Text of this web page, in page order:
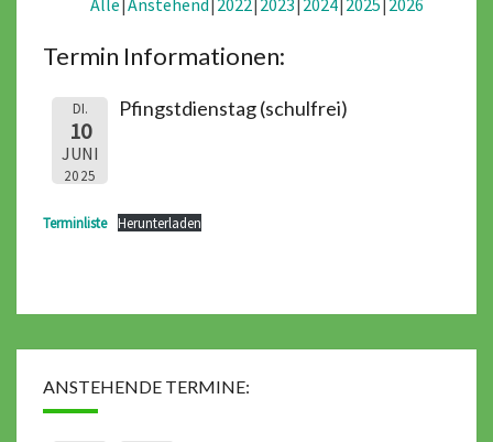
Alle Anstehend 2022 2023 2024 2025 2026
Termin Informationen:
DI.
10
JUNI
2025
Pfingstdienstag (schulfrei)
Terminliste Herunterladen
ANSTEHENDE TERMINE: